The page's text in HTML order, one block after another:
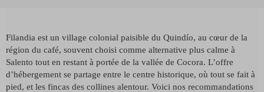
Filandia est un village colonial paisible du Quindío, au cœur de la
région du café, souvent choisi comme alternative plus calme à
Salento tout en restant à portée de la vallée de Cocora. L’offre
d’hébergement se partage entre le centre historique, où tout se fait à
pied, et les fincas des collines alentour. Voici nos recommandations